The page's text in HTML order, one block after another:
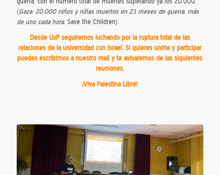
(Gaza: 20.000 niños y niñas muertos en 23 meses de guerra, más
de uno cada hora. Save the Children).
Desde UxP seguiremos luchando por la ruptura total de las
relaciones de la universidad con Israel. Si quieres unirte y participar
puedes escribirnos a nuestro mail y te avisaremos de las siguientes
reuniones.
¡Viva Palestina Libre!